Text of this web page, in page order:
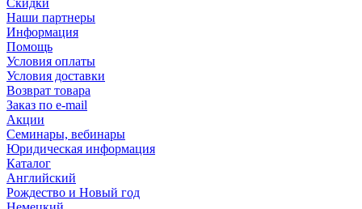
Наши партнеры
Информация
Помощь
Условия оплаты
Условия доставки
Возврат товара
Заказ по e-mail
Акции
Семинары, вебинары
Юридическая информация
Каталог
Английский
Рождество и Новый год